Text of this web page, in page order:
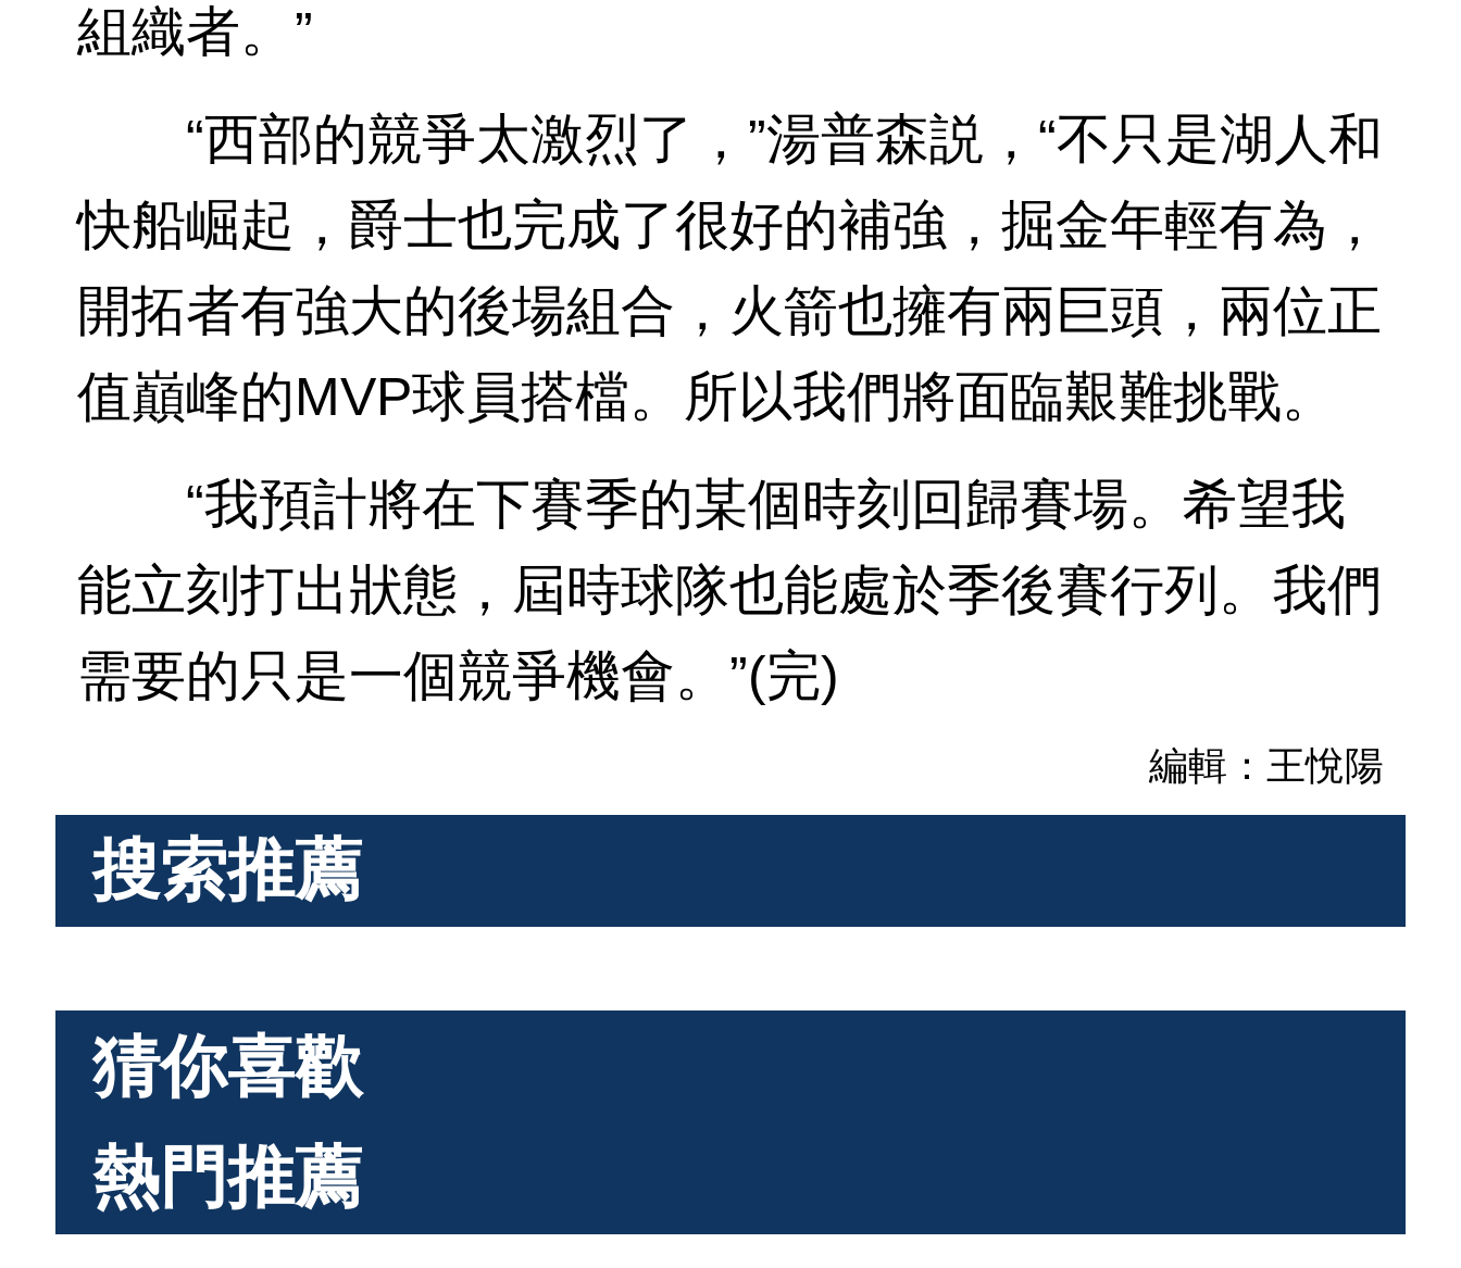
組織者。”
“西部的競爭太激烈了，”湯普森説，“不只是湖人和
快船崛起，爵士也完成了很好的補強，掘金年輕有為，
開拓者有強大的後場組合，火箭也擁有兩巨頭，兩位正
值巔峰的MVP球員搭檔。所以我們將面臨艱難挑戰。
“我預計將在下賽季的某個時刻回歸賽場。希望我
能立刻打出狀態，屆時球隊也能處於季後賽行列。我們
需要的只是一個競爭機會。”(完)
編輯：王悅陽
搜索推薦
猜你喜歡
熱門推薦